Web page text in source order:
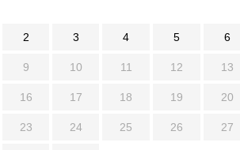
2 3 4 5 6
9 10 11 12 13
16 17 18 19 20
23 24 25 26 27